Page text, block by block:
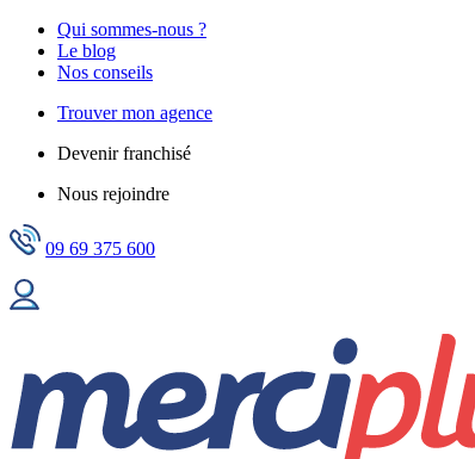
Qui sommes-nous ?
Le blog
Nos conseils
Trouver mon agence
Devenir franchisé
Nous rejoindre
09 69 375 600